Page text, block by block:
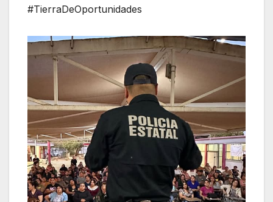
#TierraDeOportunidades